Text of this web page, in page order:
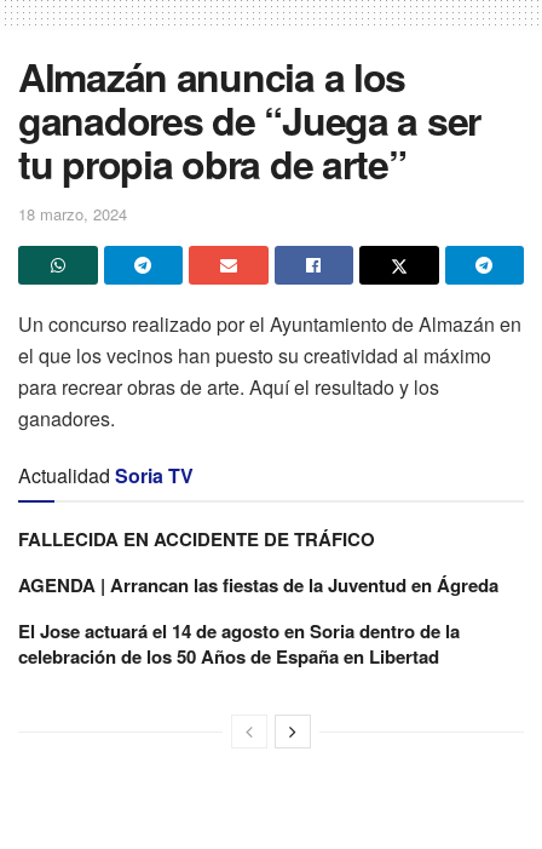
Almazán anuncia a los
ganadores de “Juega a ser
tu propia obra de arte”
18 marzo, 2024
Un concurso realizado por el Ayuntamiento de Almazán en
el que los vecinos han puesto su creatividad al máximo
para recrear obras de arte. Aquí el resultado y los
ganadores.
Actualidad Soria TV
FALLECIDA EN ACCIDENTE DE TRÁFICO
AGENDA | Arrancan las fiestas de la Juventud en Ágreda
El Jose actuará el 14 de agosto en Soria dentro de la
celebración de los 50 Años de España en Libertad